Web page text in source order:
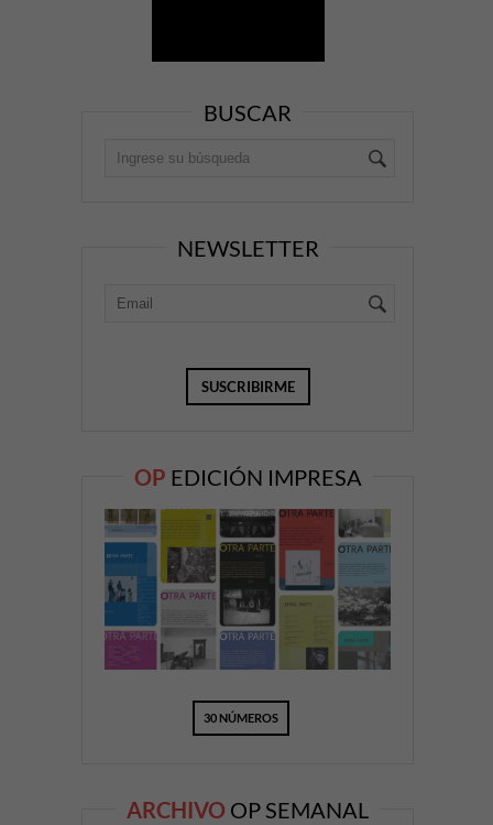
BUSCAR
NEWSLETTER
OP EDICIÓN IMPRESA
30 NÚMEROS
ARCHIVO OP SEMANAL